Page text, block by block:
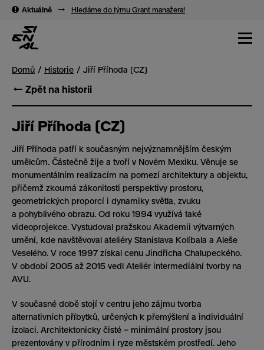
Aktuálně → Hledáme do týmu Grant manažera!
Domů Historie Jiří Příhoda (CZ)
← Zpět na historii
Jiří Příhoda (CZ)
Jiří Příhoda patří k současným nejvýznamnějším českým
umělcům. Částečně žije a tvoří v Novém Mexiku. Věnuje se
monumentálním realizacím na pomezí architektury a objektu,
přičemž zkoumá zákonitosti perspektivy prostoru,
geometrických proporcí i dynamiky světla, zvuku
a pohyblivého obrazu. Od roku 1994 využívá také
videoprojekce. Vystudoval pražskou Akademii výtvarných
umění, kde navštěvoval ateliéry Stanislava Kolíbala a Aleše
Veselého. V roce 1997 získal cenu Jindřicha Chalupeckého.
V období 2005 až 2015 vedl Ateliér intermediální tvorby na
AVU.
V současné době stojí v centru jeho zájmu tvorba
alternativních příbytků, určených k přemýšlení a individuální
izolaci. Architektonicky čisté – minimální prostory jsou
prezentovány v přírodním i ryze městském prostředí. Jeho